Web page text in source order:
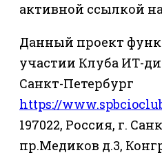
активной ссылкой
Данный проект
участии Клуба ИТ-
Санкт-Петербург
https://
197022, Россия, г.
пр.Медиков д.3,